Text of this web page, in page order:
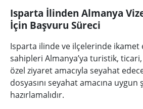
Isparta İlinden Almanya
İçin Başvuru Süreci
Isparta ilinde ve ilçelerinde ikamet
sahipleri Almanya’ya turistik,
özel ziyaret amacıyla seyahat
dosyasını seyahat amacına uygun
hazırlamalıdır.